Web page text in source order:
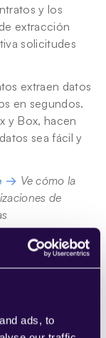
ads, to
y los
extracción
solicitudes
extraen datos
en segundos.
y Box, hacen
sea fácil y
→ Ve cómo la
de
de